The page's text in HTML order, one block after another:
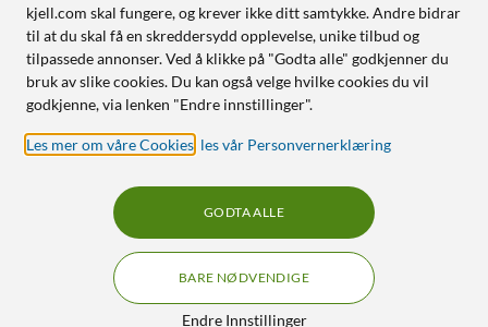
Handle fra:
Sverige
Norge
RÅD OG TILBEHØR TIL
HJEMMEELEKTRONIKK
kjell.com skal fungere, og krever ikke ditt samtykke. Andre bidrar
til at du skal få en skreddersydd opplevelse, unike tilbud og
tilpassede annonser. Ved å klikke på "Godta alle" godkjenner du
bruk av slike cookies. Du kan også velge hvilke cookies du vil
godkjenne, via lenken "Endre innstillinger".
Les mer om våre Cookies les vår Personvernerklæring
Endre Innstillinger
BARE NØDVENDIGE
GODTA ALLE